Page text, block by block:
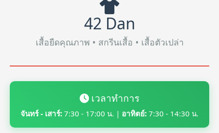
42 Dan
เสื้อยืดคุณภาพ • สกรีนเสื้อ • เสื้อตัวเปล่า
เวลาทำการ
จันทร์ - เสาร์: 7:30 - 17:00 น. | อาทิตย์: 7:30 - 14:30 น.